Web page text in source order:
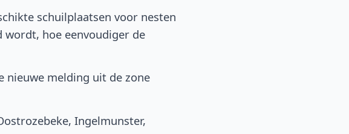
schuilplaatsen voor nesten
wordt, hoe eenvoudiger de
nieuwe melding uit de zone
Ingelmunster,